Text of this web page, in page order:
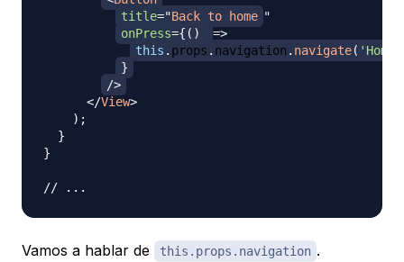
title="Back to home "
onPress={ ( )
=>
this . props . navigation . navigate( 'Home'
}
/>
</View>
) ;
}
}
// ...
Vamos a hablar de this.props.navigation .